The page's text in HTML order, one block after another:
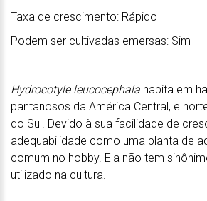
Taxa de crescimento: Rápido
Podem ser cultivadas emersas: Sim
Hydrocotyle leucocephala habita em
pantanosos da América Central, e
do Sul. Devido à sua facilidade de
adequabilidade como uma planta de
comum no hobby. Ela não tem
utilizado na cultura.